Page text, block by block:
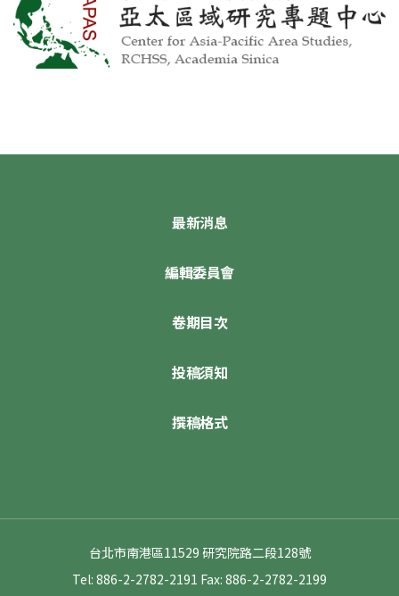
最新消息
編輯委員會
卷期目次
投稿須知
撰稿格式
台北市南港區11529 研究院路二段128號
Tel: 886-2-2782-2191 Fax: 886-2-2782-2199